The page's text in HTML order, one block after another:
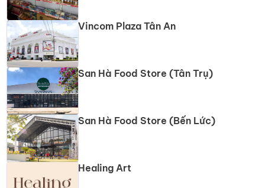
Vincom Plaza Tân An
San Hà Food Store (Tân Trụ)
San Hà Food Store (Bến Lức)
Healing Art